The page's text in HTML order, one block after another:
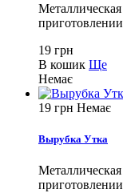
19 грн
В кошик Ще
Немає
19 грн Немає
Вырубка Утка